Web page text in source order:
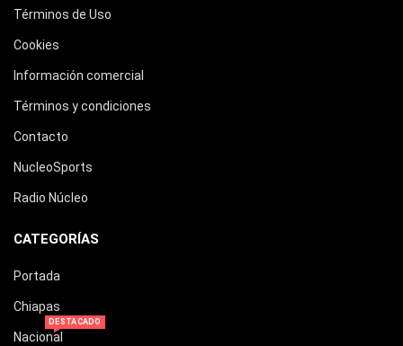
Términos de Uso
Cookies
Información comercial
Términos y condiciones
Contacto
NucleoSports
Radio Núcleo
CATEGORÍAS
Portada
Chiapas
Nacional
DESTACADO